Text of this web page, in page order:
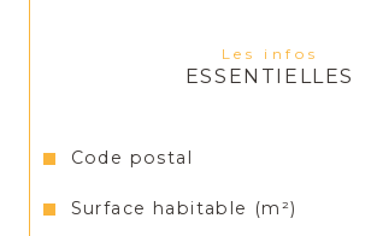
Les infos
ESSENTIELLES
Caractéristiques Valeurs
Code postal
Surface habitable (m²)
WC indépendant,